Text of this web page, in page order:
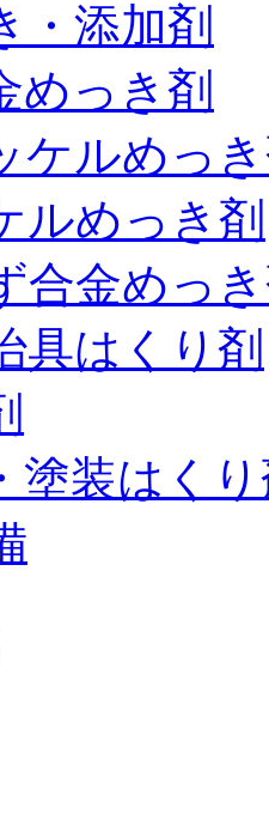
・添加剤
めっき剤
ケルめっ
ルめっき剤
合金めっ
具はくり剤
塗装はく